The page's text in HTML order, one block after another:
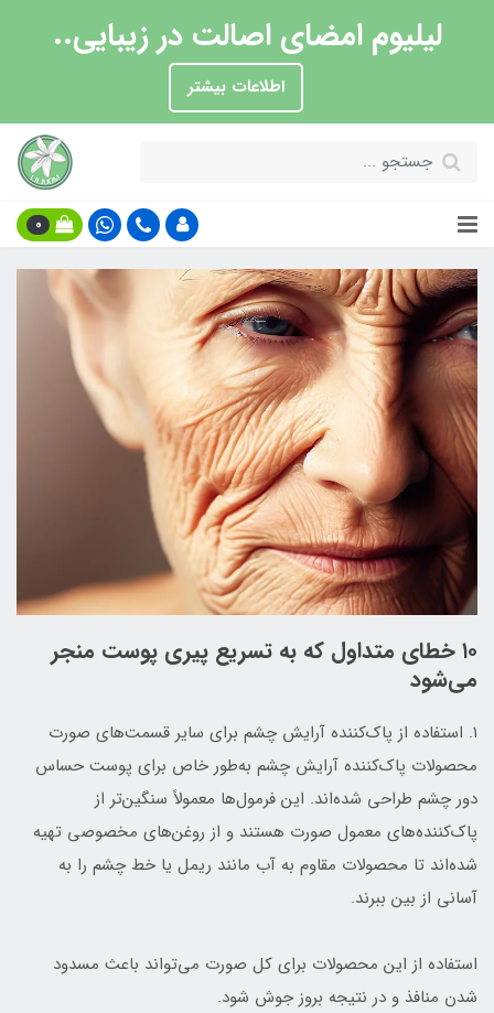
لیلیوم امضای اصالت در زیبایی..
اطلاعات بیشتر
0
۱۰ خطای متداول که به تسریع پیری پوست منجر
می‌شود
۱. استفاده از پاک‌کننده آرایش چشم برای سایر قسمت‌های صورت
محصولات پاک‌کننده آرایش چشم به‌طور خاص برای پوست حساس
دور چشم طراحی شده‌اند. این فرمول‌ها معمولاً سنگین‌تر از
پاک‌کننده‌های معمول صورت هستند و از روغن‌های مخصوصی تهیه
شده‌اند تا محصولات مقاوم به آب مانند ریمل یا خط چشم را به
آسانی از بین ببرند.
استفاده از این محصولات برای کل صورت می‌تواند باعث مسدود
شدن منافذ و در نتیجه بروز جوش شود.